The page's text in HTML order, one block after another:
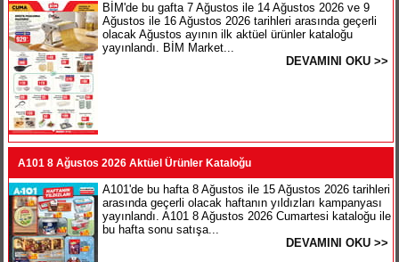
BİM'de bu gafta 7 Ağustos ile 14 Ağustos 2026 ve 9
Ağustos ile 16 Ağustos 2026 tarihleri arasında geçerli
olacak Ağustos ayının ilk aktüel ürünler kataloğu
yayınlandı. BİM Market...
DEVAMINI OKU >>
A101 8 Ağustos 2026 Aktüel Ürünler Kataloğu
A101'de bu hafta 8 Ağustos ile 15 Ağustos 2026 tarihleri
arasında geçerli olacak haftanın yıldızları kampanyası
yayınlandı. A101 8 Ağustos 2026 Cumartesi kataloğu ile
bu hafta sonu satışa...
DEVAMINI OKU >>